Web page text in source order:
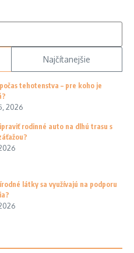
Najčítanejšie
tehotenstva – pre koho je
2026
rodinné auto na dlhú trasu s
látky sa využívajú na podporu